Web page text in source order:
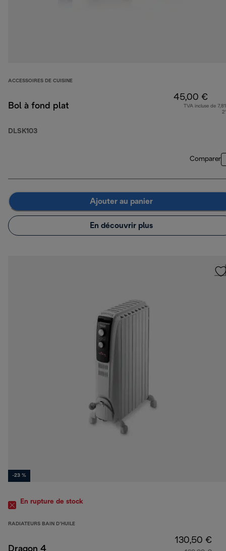
ACCESSOIRES DE CUISINE
Bol à fond plat
DLSK103
45,00 €
TVA incluse de
Comparer
Ajouter au panier
En découvrir plus
-23 %
En rupture de stock
RADIATEURS BAIN D’HUILE
130,50 €